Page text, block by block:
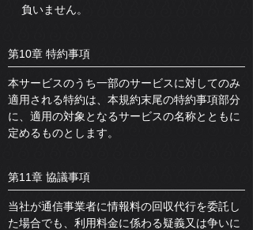
負いません。
第10章 特約事項
本サービスのうち一部のサービスに対してのみ
適用される特約は、本規約末尾の特約事項部分
に、適用の対象となるサービスの名称とともに
定めるものとします。
第11章 協議事項
当社が通信事業者に情報料の回収代行を委託し
た場合でも、利用料金に係わる疑義又は争いに